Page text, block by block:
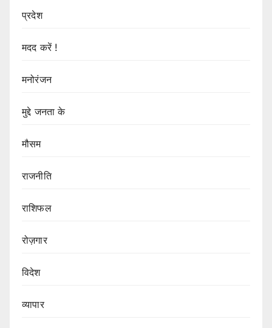
प्रदेश
मदद करें !
मनोरंजन
मुद्दे जनता के
मौसम
राजनीति
राशिफल
रोज़गार
विदेश
व्यापार